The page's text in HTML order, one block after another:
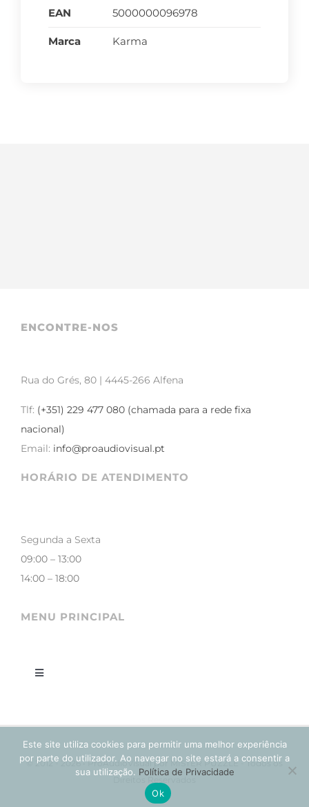
EAN 5000000096978
Marca Karma
ENCONTRE-NOS
Rua do Grés, 80 | 4445-266 Alfena
Tlf: (+351) 229 477 080 (chamada para a rede fixa
nacional)
Email: info@proaudiovisual.pt
HORÁRIO DE ATENDIMENTO
Segunda a Sexta
09:00 – 13:00
14:00 – 18:00
MENU PRINCIPAL
Toggle
CONTACTOS
© 2012 - 2026 • ProAudioVisual por MISTER PUZZLE - Todos os
Direitos Reservados
Este site utiliza cookies para permitir uma melhor experiência
por parte do utilizador. Ao navegar no site estará a consentir a
sua utilização. Política de Privacidade
Ok